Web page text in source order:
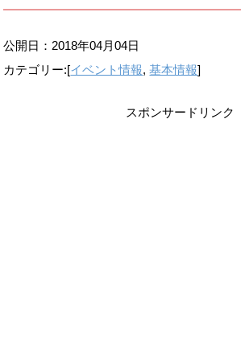
公開日： 2018年04月04日
カテゴリー:[イベント情報,基本情報]
スポンサードリンク